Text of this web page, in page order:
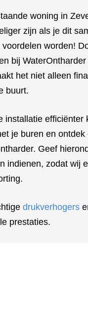
woning in
zijn als je dit
worden!
bij
het niet alleen
buurt.
installatie efficiënter
je buren en
Geef
indienen, zodat wij
drukverhogers
prestaties.